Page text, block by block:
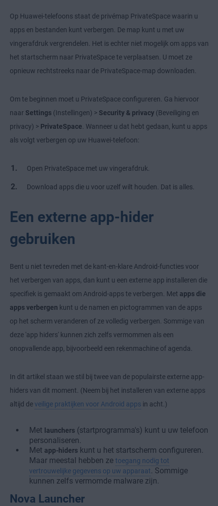
Op Huawei-telefoons staat de privémap PrivateSpace waarin u
apps en bestanden kunt verbergen. De map kunt u met uw
vingerafdruk vergrendelen. Het is echter niet mogelijk om apps van
het startscherm naar PrivateSpace te verplaatsen. U moet ze
opnieuw rechtstreeks naar de PrivateSpace-map downloaden.
Om te beginnen moet u PrivateSpace configureren. Ga hiervoor
naar Settings (Instellingen) > Security & privacy (Beveiliging en
privacy) > PrivateSpace. Wanneer u dat hebt gedaan, kunt u apps
als volgt verbergen op uw Huawei-telefoon:
Open PrivateSpace met uw vingerafdruk.
Download apps die u voor uzelf wilt houden. Dat is alles.
Een externe app-hider
gebruiken
Bent u niet tevreden met de kant-en-klare Android-functies voor
het verbergen van apps, dan kunt u een externe app installeren die
specifiek is gemaakt om Android-apps te verbergen. Met apps die
apps verbergen kunt u de namen en pictogrammen van de apps
op het scherm veranderen of ze volledig verbergen. Sommige van
deze 'app hiders' kunnen zich zelfs vermommen als een
onopvallende app, bijvoorbeeld een rekenmachine of agenda.
In dit artikel staan we stil bij twee van de populairste externe app-
hiders van dit moment. (Neem bij het installeren van externe apps
altijd deveilige praktijken voor Android apps in acht.)
Met launchers (startprogramma's) kunt u uw telefoon
personaliseren.
Met app-hiders kunt u het startscherm configureren.
Maar meestal hebben ze toegang nodig tot
vertrouwelijke gegevens op uw apparaat. Sommige
kunnen zelfs vermomde malware zijn.
Nova Launcher